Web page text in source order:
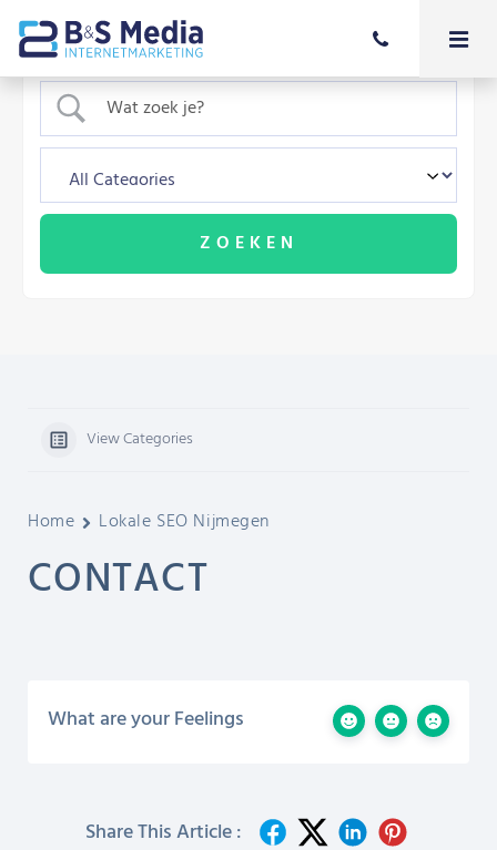
View Categories
Home Lokale SEO Nijmegen
CONTACT
What are your Feelings
Share This Article :